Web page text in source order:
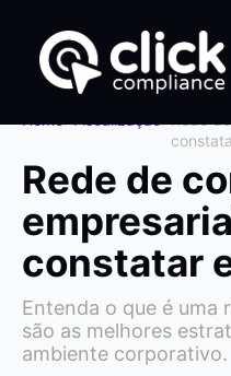
Rede de
constatar
Entenda o que é uma
são as melhores
ambiente corporativo.